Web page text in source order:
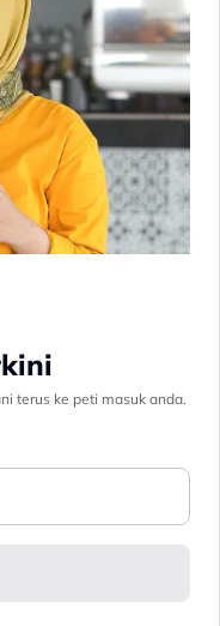
terus ke peti masuk anda.